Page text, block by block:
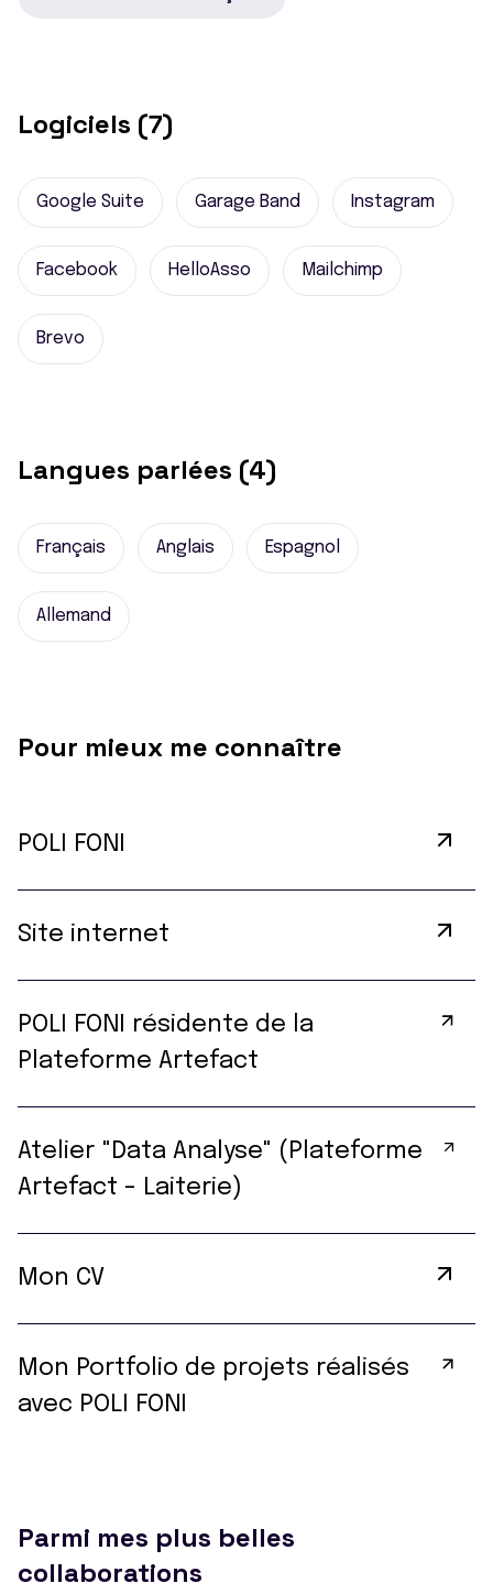
Logiciels (7)
Google Suite Garage Band Instagram
Facebook HelloAsso Mailchimp
Brevo
Langues parlées (4)
Français Anglais Espagnol
Allemand
Pour mieux me connaître
POLI FONI
Site internet
POLI FONI résidente de la
Plateforme Artefact
Atelier "Data Analyse" (Plateforme
Artefact - Laiterie)
Mon CV
Mon Portfolio de projets réalisés
avec POLI FONI
Parmi mes plus belles
collaborations